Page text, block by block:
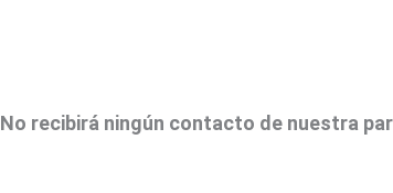
No recibirá ningún contacto de nuestra